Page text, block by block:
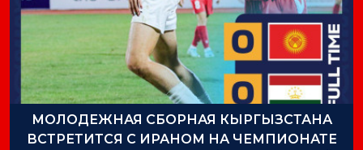
МОЛОДЕЖНАЯ СБОРНАЯ КЫРГЫЗСТАНА
ВСТРЕТИТСЯ С ИРАНОМ НА ЧЕМПИОНАТЕ